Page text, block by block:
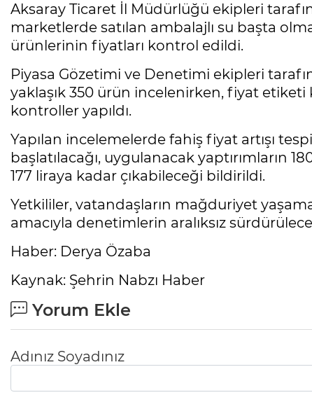
Aksaray Ticaret İl Müdürlüğü ekipleri
marketlerde satılan ambalajlı su başta
ürünlerinin fiyatları kontrol edildi.
Piyasa Gözetimi ve Denetimi ekipleri
yaklaşık 350 ürün incelenirken, fiyat etiketi
kontroller yapıldı.
Yapılan incelemelerde fahiş fiyat artışı
başlatılacağı, uygulanacak yaptırımların
177 liraya kadar çıkabileceği bildirildi.
Yetkililer, vatandaşların mağduriyet
amacıyla denetimlerin aralıksız
Haber: Derya Özaba
Kaynak: Şehrin Nabzı Haber
Yorum Ekle
Adınız Soyadınız